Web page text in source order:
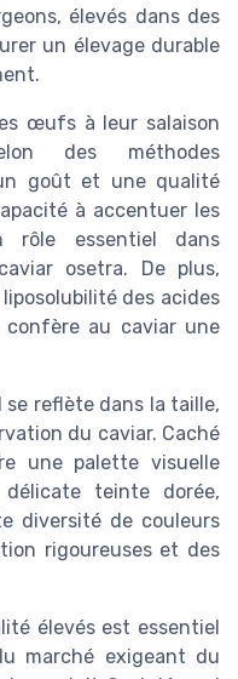
élevés dans des
un élevage durable
œufs à leur salaison
des méthodes
goût et une qualité
à accentuer les
rôle essentiel dans
osetra. De plus,
des acides
au caviar une
reflète dans la taille,
du caviar. Caché
une palette visuelle
teinte dorée,
diversité de couleurs
rigoureuses et des
élevés est essentiel
marché exigeant du